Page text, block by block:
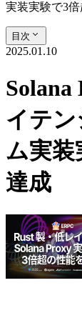
実装実験で3
目次
2025.01.10
Solana
イテ
ム実装
達成